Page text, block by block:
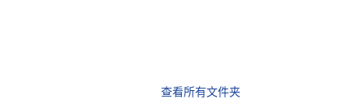
查看所有文件夹